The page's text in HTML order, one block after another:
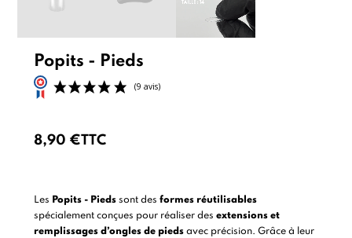
Popits - Pieds
8,90 €TTC
Les Popits - Piedssont des formes réutilisables
spécialement conçues pour réaliser des extensions et
remplissages d’ongles de piedsavec précision. Grâce à leur